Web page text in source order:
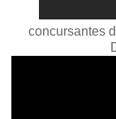
concursantes